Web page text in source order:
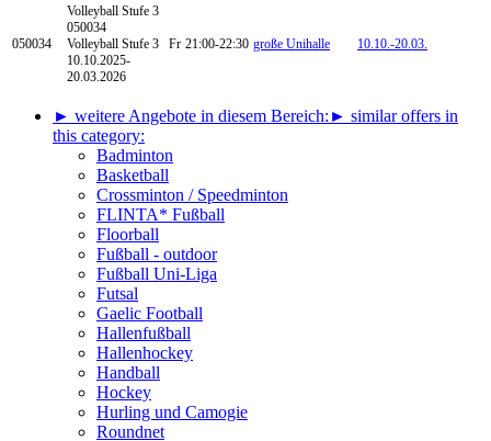
050034
Volleyball Stufe 3
050034
Volleyball Stufe 3
10.10.2025-
20.03.2026
Fr 21:00-22:30 große Unihalle 10.10.-20.03.
► weitere Angebote in diesem Bereich: ► similar offers in
this category:
Badminton
Basketball
Crossminton / Speedminton
FLINTA* Fußball
Floorball
Fußball - outdoor
Fußball Uni-Liga
Futsal
Gaelic Football
Hallenfußball
Hallenhockey
Handball
Hockey
Hurling und Camogie
Roundnet